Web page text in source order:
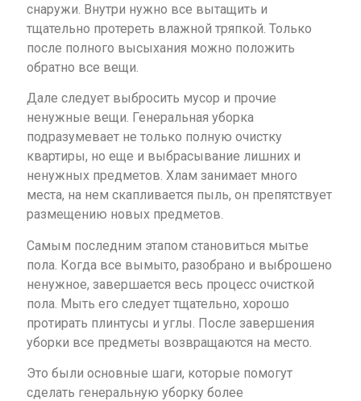
снаружи. Внутри нужно все вытащить и
тщательно протереть влажной тряпкой. Только
после полного высыхания можно положить
обратно все вещи.
Дале следует выбросить мусор и прочие
ненужные вещи. Генеральная уборка
подразумевает не только полную очистку
квартиры, но еще и выбрасывание лишних и
ненужных предметов. Хлам занимает много
места, на нем скапливается пыль, он препятствует
размещению новых предметов.
Самым последним этапом становиться мытье
пола. Когда все вымыто, разобрано и выброшено
ненужное, завершается весь процесс очисткой
пола. Мыть его следует тщательно, хорошо
протирать плинтусы и углы. После завершения
уборки все предметы возвращаются на место.
Это были основные шаги, которые помогут
сделать генеральную уборку более